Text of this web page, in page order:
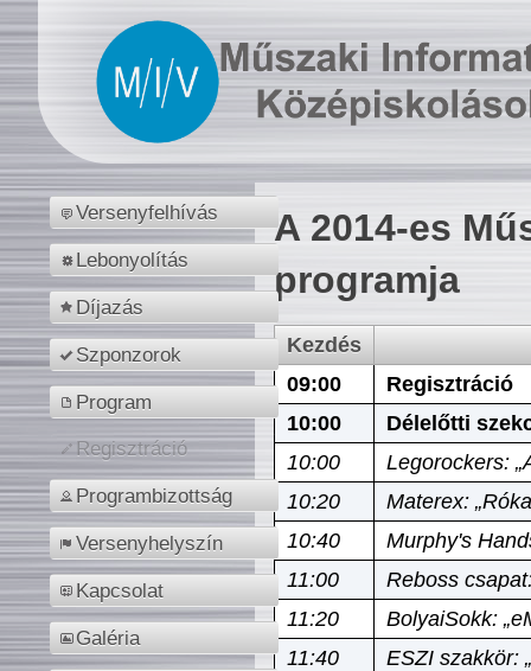
Versenyfelhívás
Lebonyolítás
Díjazás
Szponzorok
Program
Regisztráció
Programbizottság
Versenyhelyszín
Kapcsolat
Galéria
A 2014-es
programja
Kezdés
09:00
Regisztráció
10:00
Délelőtti
10:00
Legorockers:
10:20
Materex:
10:40
Murphy's
11:00
Reboss
11:20
BolyaiSokk:
11:40
ESZI szakkör: